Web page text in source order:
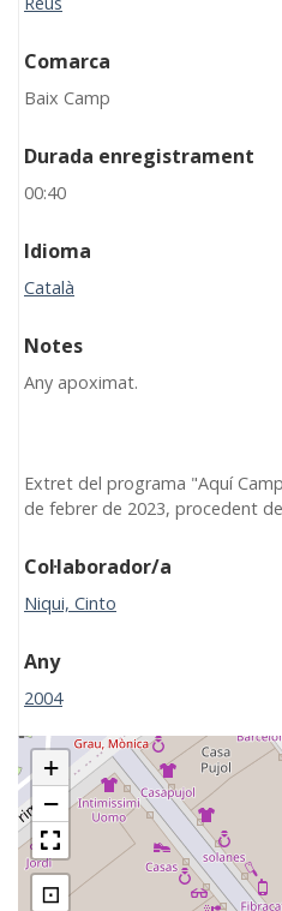
Comarca
Baix Camp
Durada enregistrament
00:40
Idioma
Català
Notes
Any apoximat.
Extret del programa "Aquí
de febrer de 2023, procedent
Col·laborador/a
Niqui, Cinto
Any
2004
+
−
⊡